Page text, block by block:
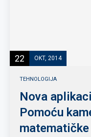
22 OKT, 2014
TEHNOLOGIJA
Nova
Pomoću